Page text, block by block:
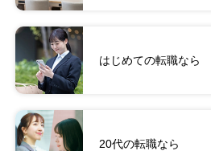
はじめての転職なら
20代の転職なら